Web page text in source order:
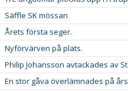
Säffle SK mössan
Årets första seger.
Nyförvärven på plats.
Philip Johansson avtackades av
En stor gåva överlämnades på